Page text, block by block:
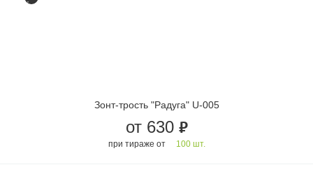
Зонт-трость "Радуга" U-005
от 630 руб.
при тираже от 100 шт.